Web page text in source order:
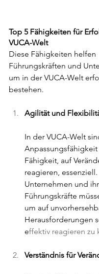
Top 5 Fähigkeiten für
VUCA-Welt
Diese Fähigkeiten helfen
Führungskräften und
um in der VUCA-Welt
bestehen.
Agilität und
In der VUCA-Welt
Fähigkeit, auf
reagieren, essenziell.
Unternehmen und
Führungskräfte
um auf
Herausforderungen
effektiv reagieren zu
Verständnis für